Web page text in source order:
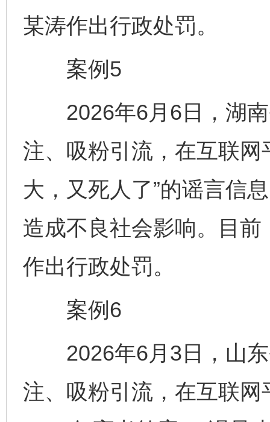
某涛作出行政处罚。
案例5
2026年6月6日，湖南
注、吸粉引流，在互联网
大，又死人了”的谣言信
造成不良社会影响。目
作出行政处罚。
案例6
2026年6月3日，山东
注、吸粉引流，在互联网